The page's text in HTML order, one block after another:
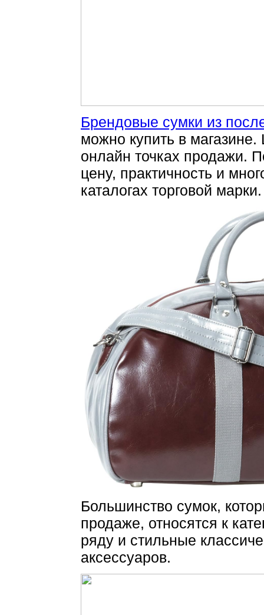
Брендовые сумки из
можно купить в
онлайн точках продажи.
цену, практичность и
каталогах торговой марки.
Большинство сумок,
продаже, относятся к
ряду и стильные
аксессуаров.